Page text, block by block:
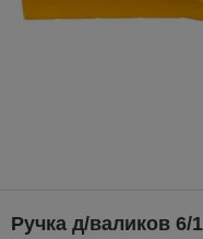
Ручка д/валиков 6/